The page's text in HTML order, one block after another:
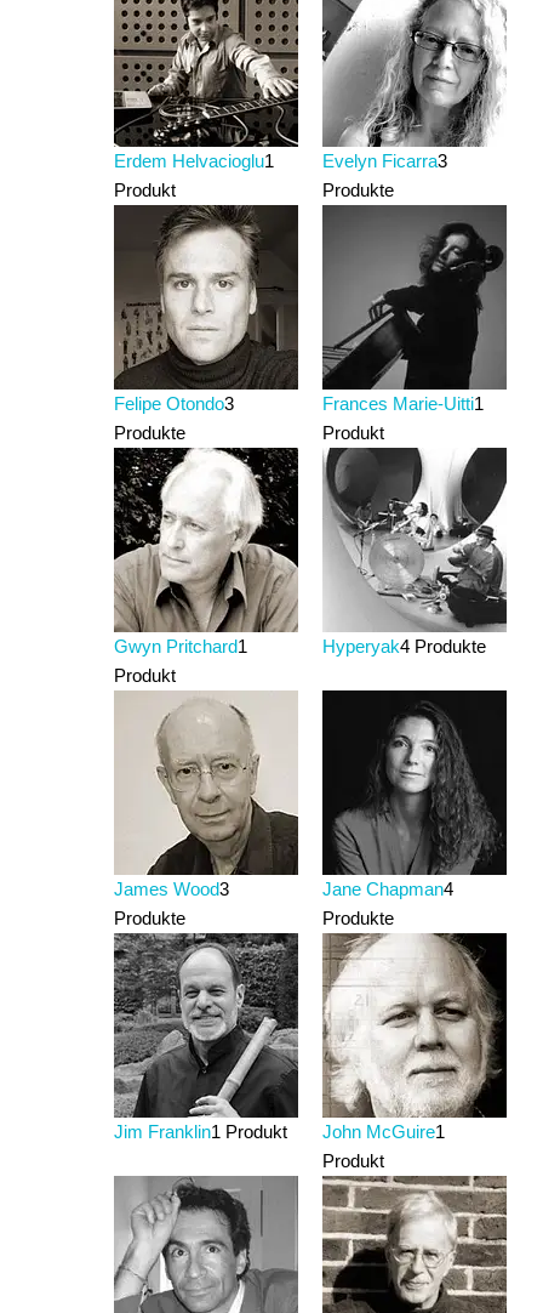
Erdem Helvacioglu1
Produkt
Evelyn Ficarra3
Produkte
Felipe Otondo3
Produkte
Frances Marie-Uitti1
Produkt
Gwyn Pritchard1
Produkt
Hyperyak4 Produkte
James Wood3
Produkte
Jane Chapman4
Produkte
Jim Franklin1 Produkt John McGuire1
Produkt